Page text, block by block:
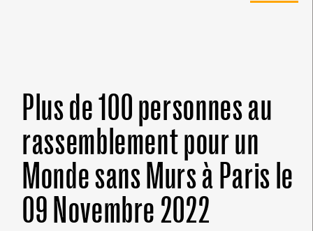
Plus de 100 personnes au
rassemblement pour un
Monde sans Murs à Paris le
09 Novembre 2022